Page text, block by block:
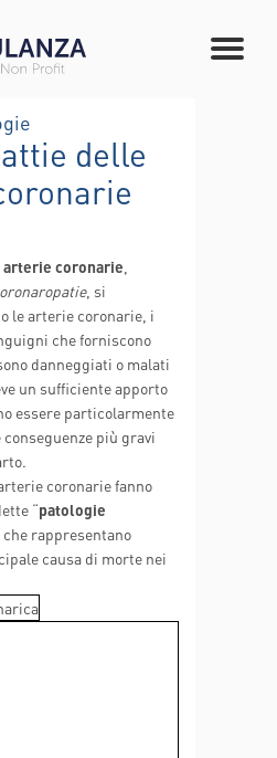
delle
coronarie
, si
le arterie coronarie, i
che forniscono
danneggiati o malati
un sufficiente apporto
essere particolarmente
più gravi
coronarie fanno
“patologie
che rappresentano
causa di morte nei